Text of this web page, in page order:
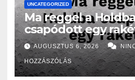
UNCATEGORIZED
Ma reggel a
csapódott egy
AUGUSZTUS 6, 2026
HOZZÁSZÓLÁS